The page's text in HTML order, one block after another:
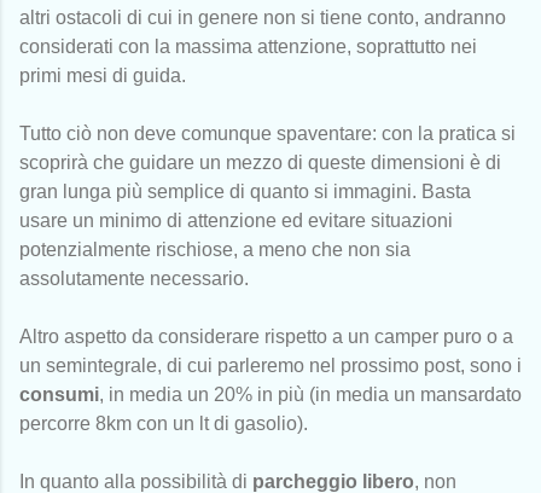
altri ostacoli di cui in genere non si tiene conto, andranno
considerati con la massima attenzione, soprattutto nei
primi mesi di guida.
Tutto ciò non deve comunque spaventare: con la pratica si
scoprirà che guidare un mezzo di queste dimensioni è di
gran lunga più semplice di quanto si immagini. Basta
usare un minimo di attenzione ed evitare situazioni
potenzialmente rischiose, a meno che non sia
assolutamente necessario.
Altro aspetto da considerare rispetto a un camper puro o a
un semintegrale, di cui parleremo nel prossimo post, sono i
consumi, in media un 20% in più (in media un mansardato
percorre 8km con un lt di gasolio).
In quanto alla possibilità di parcheggio libero, non